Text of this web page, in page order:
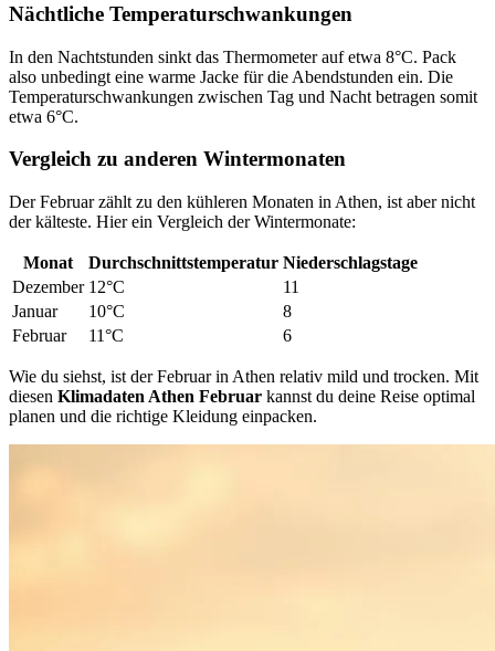
Nächtliche Temperaturschwankungen
In den Nachtstunden sinkt das Thermometer auf etwa 8°C. Pack
also unbedingt eine warme Jacke für die Abendstunden ein. Die
Temperaturschwankungen zwischen Tag und Nacht betragen somit
etwa 6°C.
Vergleich zu anderen Wintermonaten
Der Februar zählt zu den kühleren Monaten in Athen, ist aber nicht
der kälteste. Hier ein Vergleich der Wintermonate:
Monat Durchschnittstemperatur Niederschlagstage
Dezember 12°C
11
Januar
10°C
8
Februar
11°C 6
Wie du siehst, ist der Februar in Athen relativ mild und trocken. Mit
diesen Klimadaten Athen Februar kannst du deine Reise optimal
planen und die richtige Kleidung einpacken.